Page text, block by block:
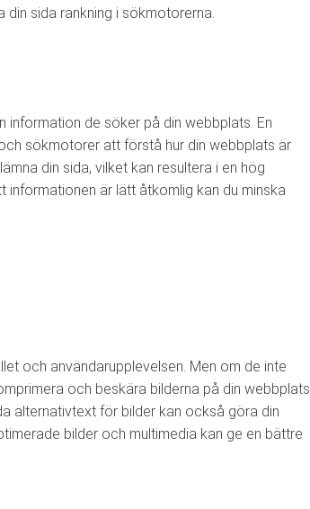
sida rankning i sökmotorerna.
information de söker på din webbplats. En
sökmotorer att förstå hur din webbplats är
din sida, vilket kan resultera i en hög
informationen är lätt åtkomlig kan du minska
och användarupplevelsen. Men om de inte
och beskära bilderna på din webbplats
alternativtext för bilder kan också göra din
bilder och multimedia kan ge en bättre